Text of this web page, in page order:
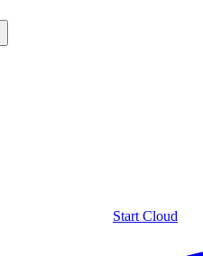
Start Cloud